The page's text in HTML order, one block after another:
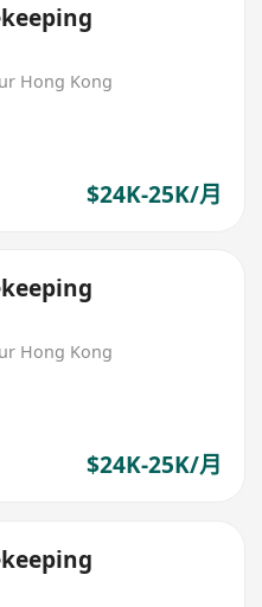
Hong Kong
$24K-25K/月
Hong Kong
$24K-25K/月